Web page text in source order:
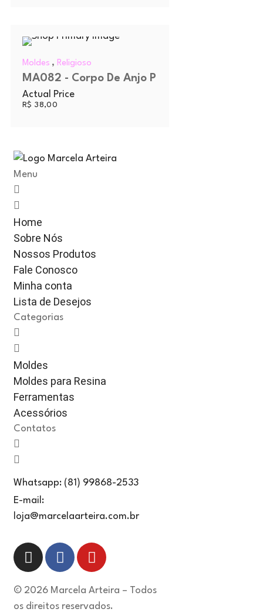
Moldes , Religioso
MA082 - Corpo De Anjo P
Actual Price
R$ 38,00
Menu
Home
Sobre Nós
Nossos Produtos
Fale Conosco
Minha conta
Lista de Desejos
Categorias
Moldes
Moldes para Resina
Ferramentas
Acessórios
Contatos
Whatsapp: (81) 99868-2533
E-mail:
loja@marcelaarteira.com.br
© 2026 Marcela Arteira – Todos
os direitos reservados.